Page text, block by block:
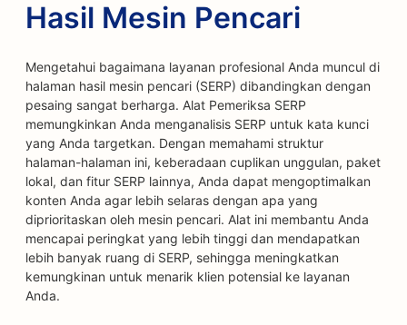
Hasil Mesin Pencari
Mengetahui bagaimana layanan profesional Anda muncul di
halaman hasil mesin pencari (SERP) dibandingkan dengan
pesaing sangat berharga. Alat Pemeriksa SERP
memungkinkan Anda menganalisis SERP untuk kata kunci
yang Anda targetkan. Dengan memahami struktur
halaman-halaman ini, keberadaan cuplikan unggulan, paket
lokal, dan fitur SERP lainnya, Anda dapat mengoptimalkan
konten Anda agar lebih selaras dengan apa yang
diprioritaskan oleh mesin pencari. Alat ini membantu Anda
mencapai peringkat yang lebih tinggi dan mendapatkan
lebih banyak ruang di SERP, sehingga meningkatkan
kemungkinan untuk menarik klien potensial ke layanan
Anda.